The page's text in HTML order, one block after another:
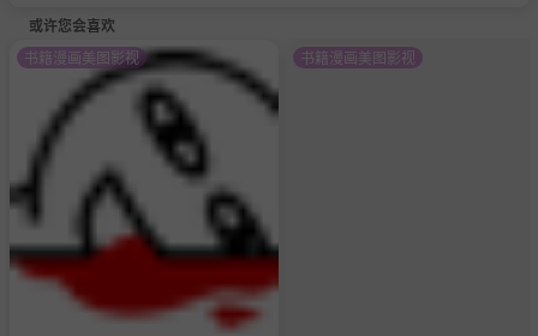
或许您会喜欢
书籍漫画美图影视 书籍漫画美图影视